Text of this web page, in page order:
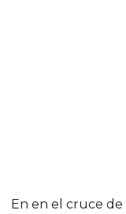
En en el cruce